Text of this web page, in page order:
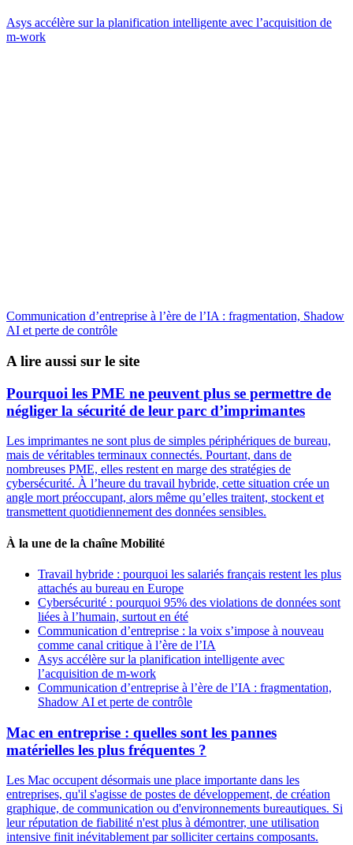
Asys accélère sur la planification intelligente avec l’acquisition de
m-work
Communication d’entreprise à l’ère de l’IA : fragmentation, Shadow
AI et perte de contrôle
A lire aussi sur le site
Pourquoi les PME ne peuvent plus se permettre de
négliger la sécurité de leur parc d’imprimantes
Les imprimantes ne sont plus de simples périphériques de bureau,
mais de véritables terminaux connectés. Pourtant, dans de
nombreuses PME, elles restent en marge des stratégies de
cybersécurité. À l’heure du travail hybride, cette situation crée un
angle mort préoccupant, alors même qu’elles traitent, stockent et
transmettent quotidiennement des données sensibles.
À la une de la chaîne Mobilité
Travail hybride : pourquoi les salariés français restent les plus
attachés au bureau en Europe
Cybersécurité : pourquoi 95% des violations de données sont
liées à l’humain, surtout en été
Communication d’entreprise : la voix s’impose à nouveau
comme canal critique à l’ère de l’IA
Asys accélère sur la planification intelligente avec
l’acquisition de m-work
Communication d’entreprise à l’ère de l’IA : fragmentation,
Shadow AI et perte de contrôle
Mac en entreprise : quelles sont les pannes
matérielles les plus fréquentes ?
Les Mac occupent désormais une place importante dans les
entreprises, qu'il s'agisse de postes de développement, de création
graphique, de communication ou d'environnements bureautiques. Si
leur réputation de fiabilité n'est plus à démontrer, une utilisation
intensive finit inévitablement par solliciter certains composants.